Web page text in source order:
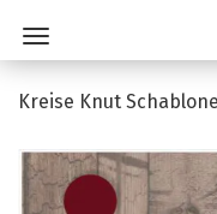
Kreise Knut Schablone